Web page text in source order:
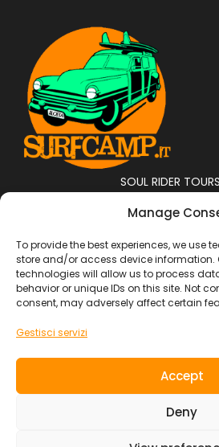
Manage
To provide the best experiences, we use
store and/or access device information.
technologies will allow us to process
behavior or unique IDs on this site. Not
consent, may adversely affect certain
Gestisci servizi
Accept
Deny
SOUL RIDER
Calle MAXORATA 8 , Corralejo ( las
Vacanze
Boat Trip
Family Trip
Junior